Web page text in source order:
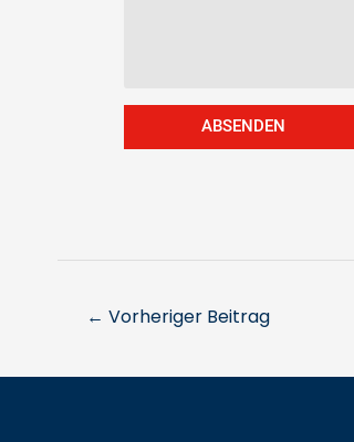
ABSENDEN
← Vorheriger Beitrag